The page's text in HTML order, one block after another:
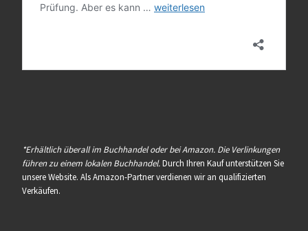
*Erhältlich überall im Buchhandel oder bei Amazon. Die Verlinkungen
führen zu einem lokalen Buchhandel.Durch Ihren Kauf unterstützen Sie
unsere Website. Als Amazon-Partner verdienen wir an qualifizierten
Verkäufen.